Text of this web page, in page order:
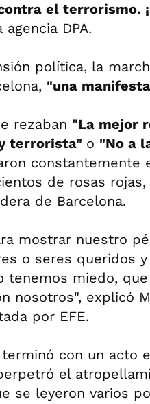
el terrorismo.
DPA.
política, la
"una
rezaban "La mejor
terrorista" o "No a
constantemente
de rosas
de Barcelona.
mostrar nuestro
o seres queridos
tenemos miedo,
nosotros", explicó
por EFE.
con un acto
el
se leyeron varios